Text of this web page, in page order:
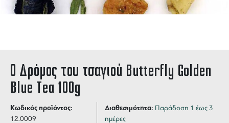
Ο Δρόμος του τσαγιού Butterfly Golden
Blue Tea 100g
Κωδικός προϊόντος:
12.0009
Διαθεσιμότητα: Παράδοση 1 έως 3
ημέρες